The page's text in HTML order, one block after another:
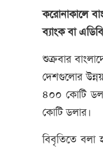
করোনাকালে
ব্যাংক বা
শুক্রবার
দেশগুলোর
৪০০ কোটি
কোটি ডলার।
বিবৃতিতে বলা